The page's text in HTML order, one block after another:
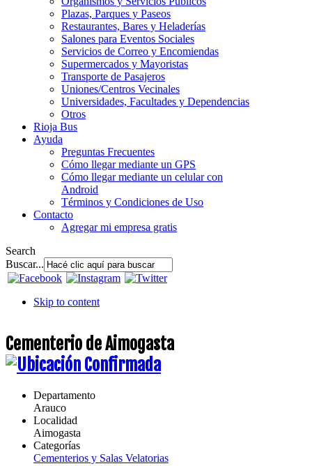
Plazas, Parques y Paseos
Restaurantes, Bares y Heladerías
Salones para Eventos Sociales
Servicios de Correo y Encomiendas
Supermercados y Mayoristas
Transporte de Pasajeros
Uniones/Centros Vecinales
Universidades, Facultades y Dependencias
Otros
Rioja Bus
Ayuda
Preguntas Frecuentes
Cómo llegar mediante un GPS
Cómo llegar mediante un celular con
Android
Términos y Condiciones de Uso
Contacto
Agregar mi empresa gratis
Search
Buscar...
Skip to content
Cementerio de Aimogasta
Departamento
Arauco
Localidad
Aimogasta
Categorías
Cementerios y Salas Velatorias